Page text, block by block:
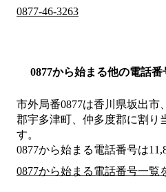
0877-46-3263
0877から始まる他の電話番
市外局番0877は香川県坂出市
郡宇多津町、仲多度郡に割り
す。
0877から始まる電話番号は
0877から始まる電話番号一覧